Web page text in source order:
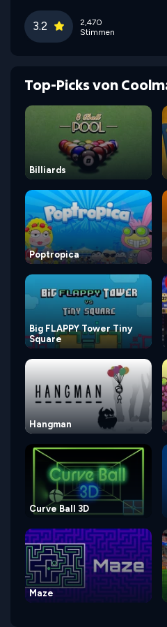
3.2
2,470
Stimmen
Top-Picks von
Billiards
Poptropica
Big FLAPPY Tower Tiny
Square
Hangman
Curve Ball 3D
Maze